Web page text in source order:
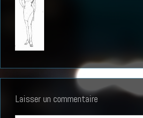
Laisser un commentaire